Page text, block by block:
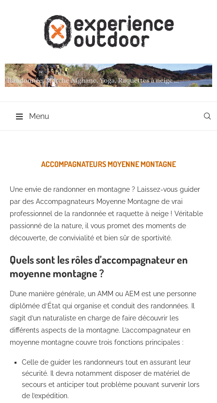
Menu
ACCOMPAGNATEURS MOYENNE MONTAGNE
Une envie de randonner en montagne ? Laissez-vous guider
par des Accompagnateurs Moyenne Montagne de vrai
professionnel de la randonnée et raquette à neige ! Véritable
passionné de la nature, il vous promet des moments de
découverte, de convivialité et bien sûr de sportivité.
Quels sont les rôles d’accompagnateur en
moyenne montagne ?
D’une manière générale, un AMM ou AEM est une personne
diplômée d’État qui organise et conduit des randonnées. Il
s’agit d’un naturaliste en charge de faire découvrir les
différents aspects de la montagne. L’accompagnateur en
moyenne montagne couvre trois fonctions principales :
Celle de guider les randonneurs tout en assurant leur
sécurité. Il devra notamment disposer de matériel de
secours et anticiper tout problème pouvant survenir lors
de l’expédition.